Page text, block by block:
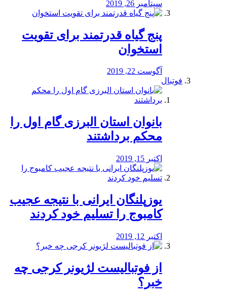
سپتامبر 26, 2019
پنج گیاه قدرتمند برای تقویت
استخوان
آگوست 22, 2019
فوتبال
بانوان استان البرزی گام اول را
محكم برداشتند
اکتبر 15, 2019
یوزپلنگان ایرانی با نتیجه عجیب
کامبوج را تسلیم خود کردند
اکتبر 12, 2019
از فوتبالیست لژیونر کرجی چه
خبر؟